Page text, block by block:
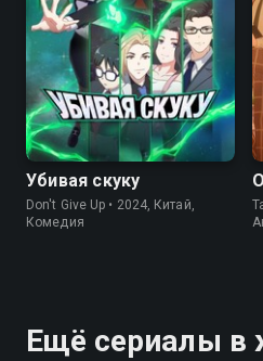
6.3 7.3
Убивая скуку
Don't Give Up • 2024, Китай,
Комедия
Ещё сериалы в